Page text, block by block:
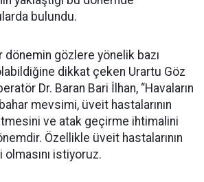
bulundu.
dönemin gözlere yönelik bazı
olabildiğine dikkat çeken Urartu Göz
Dr. Baran Bari İlhan, “Havaların
mevsimi, üveit hastalarının
ve atak geçirme ihtimalini
Özellikle üveit hastalarının
istiyoruz.